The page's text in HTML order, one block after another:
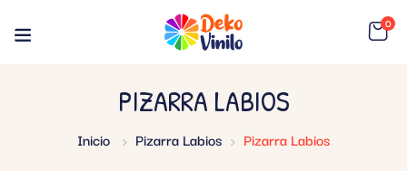
0
PIZARRA LABIOS
Inicio Pizarra Labios Pizarra Labios